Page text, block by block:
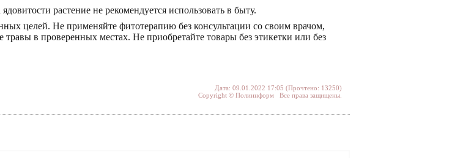
растение не рекомендуется использовать в быту.
целей. Не применяйте фитотерапию без консультации со своим врачом,
в проверенных местах. Не приобретайте товары без этикетки или без
Дата: 09.01.2022 17:05 (Прочтено: 13250)
Copyright © Полиинформ Все права защищены.